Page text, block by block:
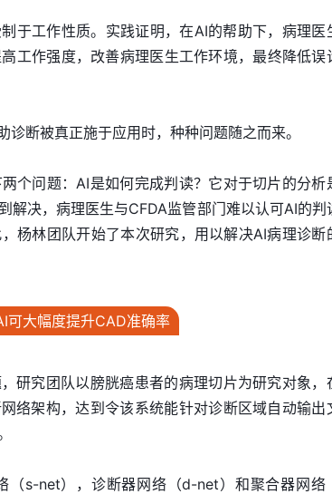
于工作性质。实践证明，在AI的帮助下，病理医
工作强度，改善病理医生工作环境，最终降低误
断被真正施于应用时，种种问题随之而来。
个问题：AI是如何完成判读？它对于切片的分析
解决，病理医生与CFDA监管部门难以认可AI的判
杨林团队开始了本次研究，用以解决AI病理诊断
可大幅度提升CAD准确率
研究团队以膀胱癌患者的病理切片为研究对象，
络架构，达到令该系统能针对诊断区域自动输出
（s-net），诊断器网络（d-net）和聚合器网络